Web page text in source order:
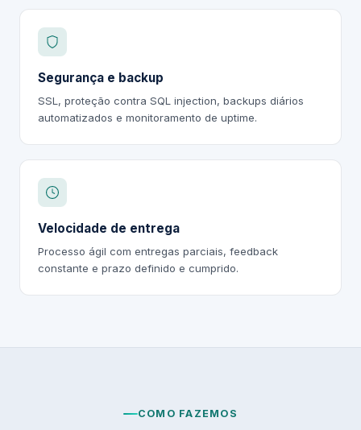
Segurança e backup
SSL, proteção contra SQL injection, backups diários
automatizados e monitoramento de uptime.
Velocidade de entrega
Processo ágil com entregas parciais, feedback
constante e prazo definido e cumprido.
COMO FAZEMOS